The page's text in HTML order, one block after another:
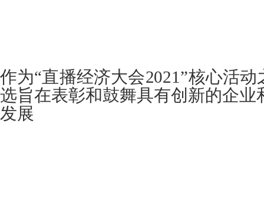
作为“直播经济大会2021”核心活
选旨在表彰和鼓舞具有创新的企业
发展